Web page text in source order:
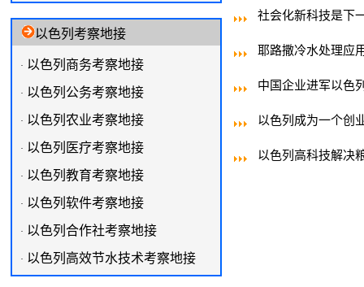
以色列考察地接
· 以色列商务考察地接
· 以色列公务考察地接
· 以色列农业考察地接
· 以色列医疗考察地接
· 以色列教育考察地接
· 以色列软件考察地接
· 以色列合作社考察地接
· 以色列高效节水技术考察地接
社会化新科技是下
耶路撒冷水处理应
中国企业进军以色
以色列成为一个创
以色列高科技解决